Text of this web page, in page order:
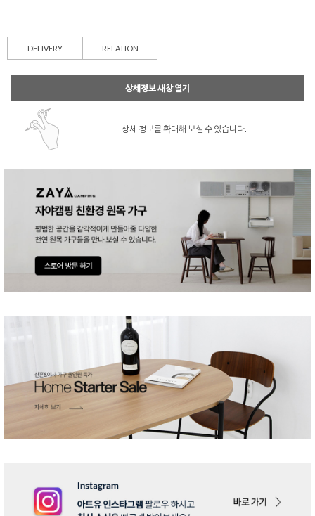
DELIVERY RELATION
상세정보 새창 열기
상세 정보를 확대해 보실 수 있습니다.